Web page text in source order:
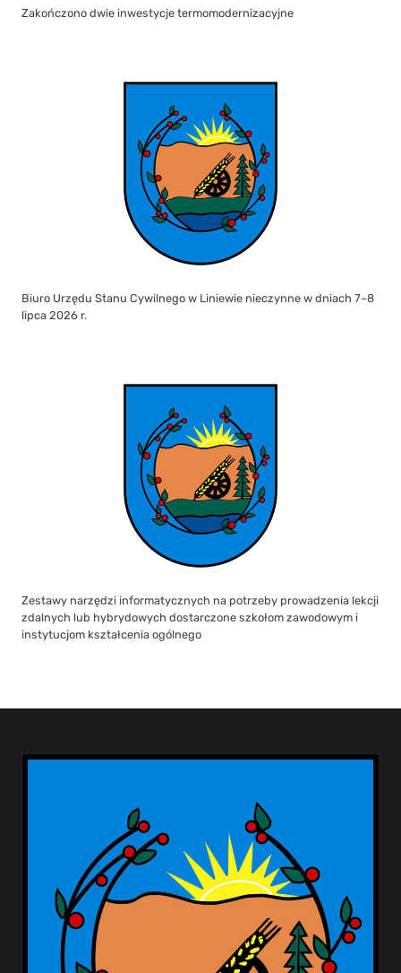
Zakończono dwie inwestycje termomodernizacyjne
Biuro Urzędu Stanu Cywilnego w Liniewie nieczynne w dniach 7–8
lipca 2026 r.
Zestawy narzędzi informatycznych na potrzeby prowadzenia lekcji
zdalnych lub hybrydowych dostarczone szkołom zawodowym i
instytucjom kształcenia ogólnego